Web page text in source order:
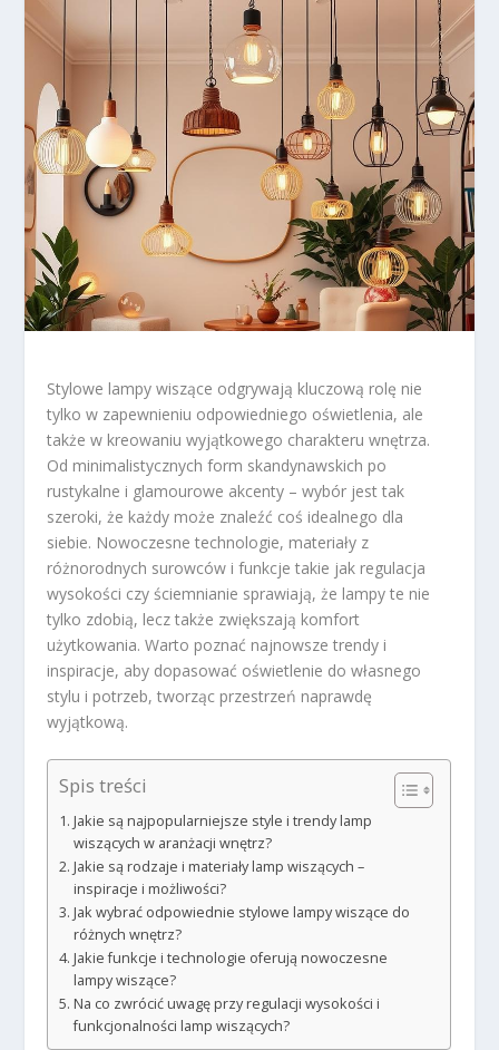
Stylowe lampy wiszące odgrywają kluczową rolę nie
tylko w zapewnieniu odpowiedniego oświetlenia, ale
także w kreowaniu wyjątkowego charakteru wnętrza.
Od minimalistycznych form skandynawskich po
rustykalne i glamourowe akcenty – wybór jest tak
szeroki, że każdy może znaleźć coś idealnego dla
siebie. Nowoczesne technologie, materiały z
różnorodnych surowców i funkcje takie jak regulacja
wysokości czy ściemnianie sprawiają, że lampy te nie
tylko zdobią, lecz także zwiększają komfort
użytkowania. Warto poznać najnowsze trendy i
inspiracje, aby dopasować oświetlenie do własnego
stylu i potrzeb, tworząc przestrzeń naprawdę
wyjątkową.
Spis treści
Jakie są najpopularniejsze style i trendy lamp
wiszących w aranżacji wnętrz?
Jakie są rodzaje i materiały lamp wiszących –
inspiracje i możliwości?
Jak wybrać odpowiednie stylowe lampy wiszące do
różnych wnętrz?
Jakie funkcje i technologie oferują nowoczesne
lampy wiszące?
Na co zwrócić uwagę przy regulacji wysokości i
funkcjonalności lamp wiszących?